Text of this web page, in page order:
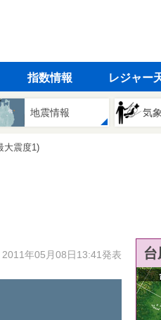
指数情報 レジャー
地震情報 気
大震度1)
2011年05月08日13:41発表